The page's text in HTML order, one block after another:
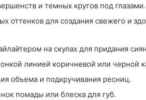
и темных кругов под глазами.
оттенков для создания свежего и
на скулах для придания
линией коричневой или черной
объема и подкручивания ресниц.
помады или блеска для губ.